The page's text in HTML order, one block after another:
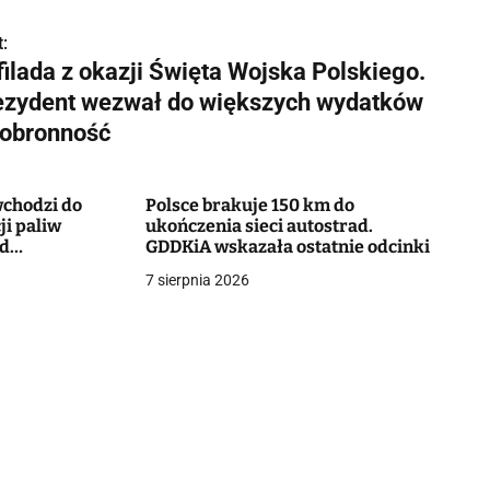
z okazji Święta Wojska Polskiego.
wezwał do większych wydatków
do
paliw
Polsce brakuje 150 km do
ukończenia sieci autostrad.
GDDKiA wskazała ostatnie odcinki
7 sierpnia 2026